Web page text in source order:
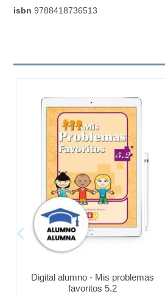
isbn 9788418736513
Digital alumno - Mis problemas
favoritos 5.2